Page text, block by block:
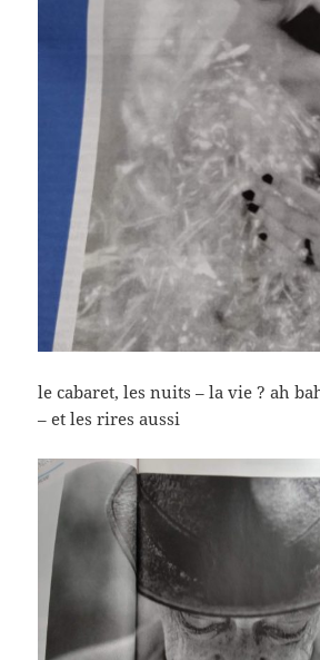
le cabaret, les nuits – la vie ? ah
– et les rires aussi